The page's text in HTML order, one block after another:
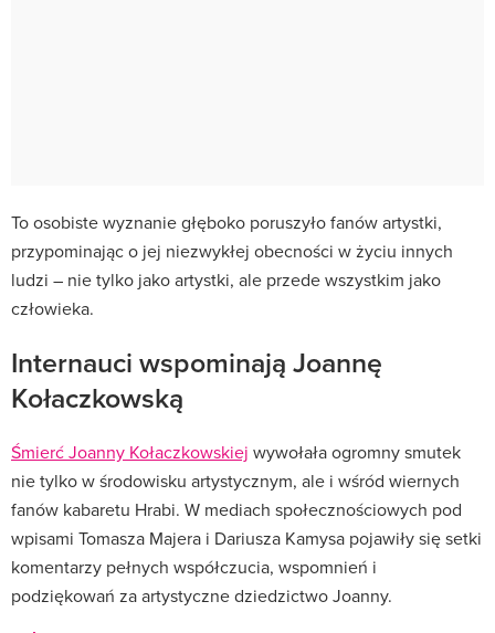
To osobiste wyznanie głęboko poruszyło fanów artystki,
przypominając o jej niezwykłej obecności w życiu innych
ludzi – nie tylko jako artystki, ale przede wszystkim jako
człowieka.
Internauci wspominają Joannę
Kołaczkowską
Śmierć Joanny Kołaczkowskiej wywołała ogromny smutek
nie tylko w środowisku artystycznym, ale i wśród wiernych
fanów kabaretu Hrabi. W mediach społecznościowych pod
wpisami Tomasza Majera i Dariusza Kamysa pojawiły się setki
komentarzy pełnych współczucia, wspomnień i
podziękowań za artystyczne dziedzictwo Joanny.